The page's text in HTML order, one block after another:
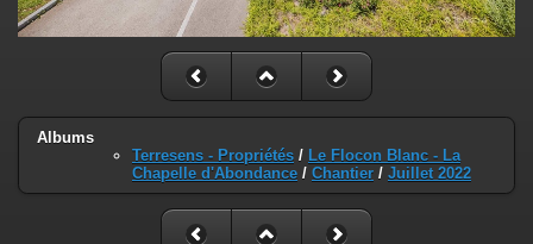
Albums
Terresens - Propriétés / Le Flocon Blanc - La
Chapelle d'Abondance / Chantier / Juillet 2022